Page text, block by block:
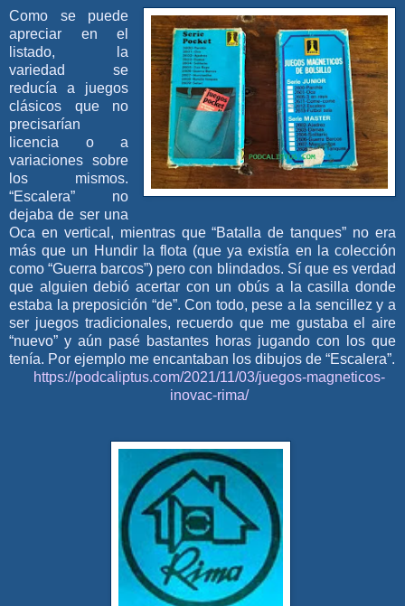
Como se puede
apreciar en el
listado, la
variedad se
reducía a juegos
clásicos que no
precisarían
licencia o a
variaciones sobre
los mismos.
“Escalera” no
dejaba de ser una
Oca en vertical, mientras que “Batalla de tanques” no era
más que un Hundir la flota (que ya existía en la colección
como “Guerra barcos”) pero con blindados. Sí que es verdad
que alguien debió acertar con un obús a la casilla donde
estaba la preposición “de”. Con todo, pese a la sencillez y a
ser juegos tradicionales, recuerdo que me gustaba el aire
“nuevo” y aún pasé bastantes horas jugando con los que
tenía. Por ejemplo me encantaban los dibujos de “Escalera”.
https://podcaliptus.com/2021/11/03/juegos-magneticos-
inovac-rima/